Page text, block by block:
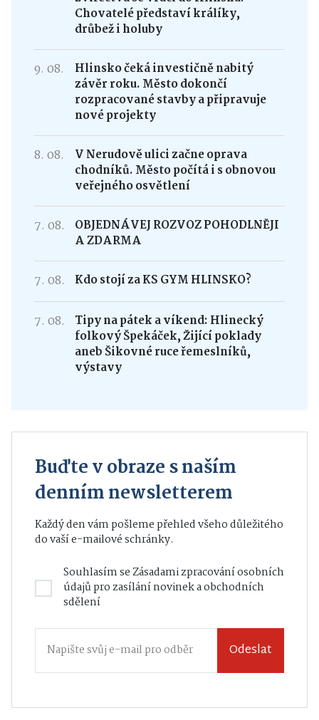
Chovatelé představí králíky,
drůbež i holuby
9. 08.
Hlinsko čeká investičně nabitý
závěr roku. Město dokončí
rozpracované stavby a připravuje
nové projekty
8. 08.
V Nerudově ulici začne oprava
chodníků. Město počítá i s obnovou
veřejného osvětlení
7. 08.
OBJEDNÁVEJ ROZVOZ POHODLNĚJI
A ZDARMA
7. 08. Kdo stojí za KS GYM HLINSKO?
7. 08.
Tipy na pátek a víkend: Hlinecký
folkový Špekáček, Žijící poklady
aneb Šikovné ruce řemeslníků,
výstavy
Buďte v obraze s naším
denním newsletterem
Každý den vám pošleme přehled všeho důležitého
do vaší e-mailové schránky.
Souhlasím seZásadami zpracování osobních
údajůpro zasílání novinek a obchodních
sdělení
Odeslat